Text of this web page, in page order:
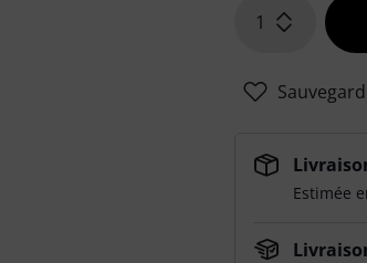
1
Estimée